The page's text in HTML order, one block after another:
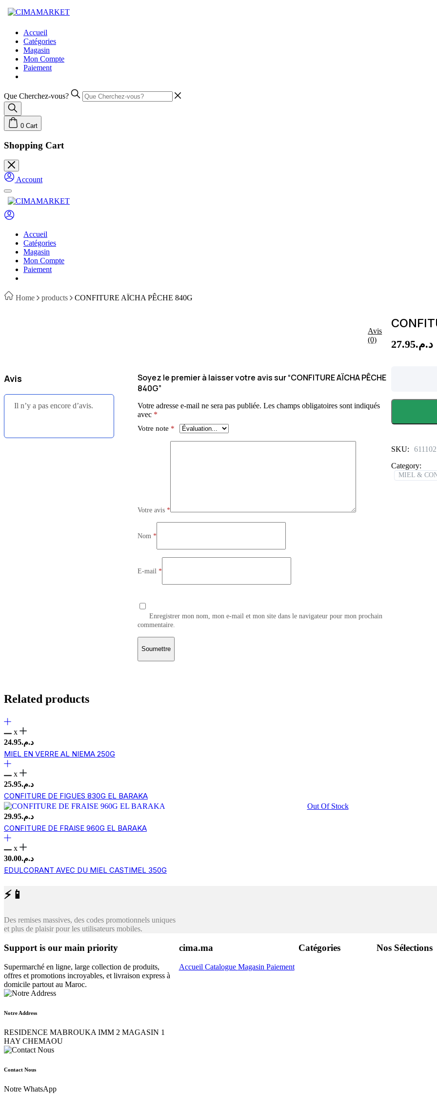
Skip
to
Accueil
Catégories
Magasin
Mon Compte
Paiement
Que Cherchez-vous?
0 Cart
Shopping Cart
Account
Accueil
Catégories
Magasin
Mon Compte
Paiement
Home products CONFITURE AÏCHA PÊCHE 840G
د.م.27.95
SKU:
Category:
MIEL &
Avis
(0)
Avis
Il n’y a pas encore d’avis.
Soyez le premier à laisser votre avis sur “CONFITURE AÏCHA PÊCHE
840G”
Votre adresse e-mail ne sera pas publiée. Les champs obligatoires sont indiqués
avec *
Votre note *
Votre avis*
Nom*
E-mail*
Enregistrer mon nom, mon e-mail et mon site dans le navigateur pour mon prochain
commentaire.
Related products
x
د.م.24.95
MIEL EN VERRE AL NIEMA 250G
x
د.م.25.95
CONFITURE DE FIGUES 830G EL BARAKA
Out Of Stock
د.م.29.95
CONFITURE DE FRAISE 960G EL BARAKA
x
د.م.30.00
EDULCORANT AVEC DU MIEL CASTIMEL 350G
⚡📱
Des remises massives, des codes promotionnels uniques
et plus de plaisir pour les utilisateurs mobiles.
Support is our main priority
Supermarché en ligne, large collection de produits,
offres et promotions incroyables, et livraison express à
domicile partout au Maroc.
Notre Address
RESIDENCE MABROUKA IMM 2 MAGASIN 1
HAY CHEMAOU
Contact Nous
Notre WhatsApp
cima.ma
Accueil Catalogue Magasin Paiement
Catégories Nos Sélections